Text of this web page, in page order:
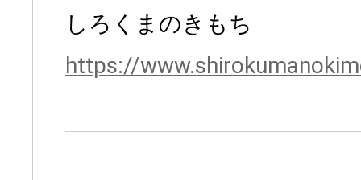
しろくまのきもち
https://